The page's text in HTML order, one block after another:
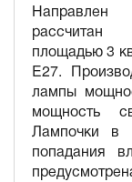
Направлен
рассчитан
площадью 3
E27.
лампы
мощность
Лампочки в
попадания